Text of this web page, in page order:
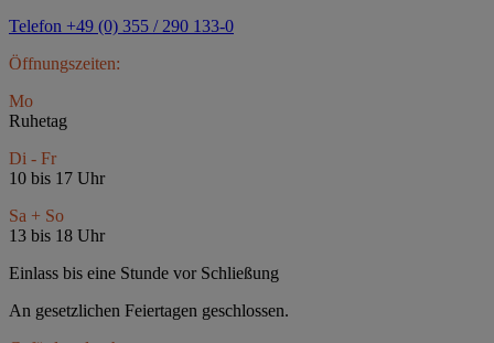
Telefon +49 (0) 355 / 290 133-0
Öffnungszeiten:
Mo
Ruhetag
Di - Fr
10 bis 17 Uhr
Sa + So
13 bis 18 Uhr
Einlass bis eine Stunde vor Schließung
An gesetzlichen Feiertagen geschlossen.